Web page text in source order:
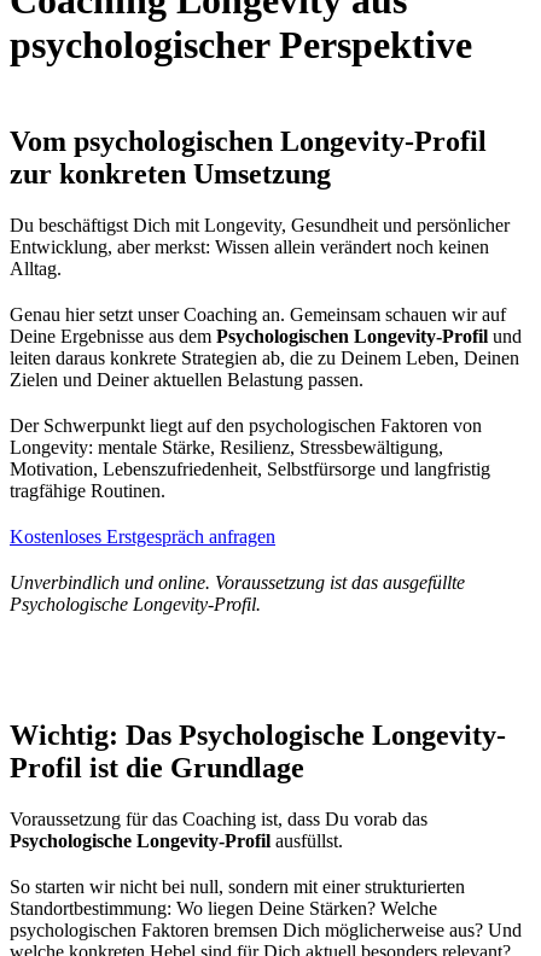
psychologischer Perspektive
Vom psychologischen Longevity-Profil
zur konkreten Umsetzung
Du beschäftigst Dich mit Longevity, Gesundheit und persönlicher
Entwicklung, aber merkst: Wissen allein verändert noch keinen
Alltag.
Genau hier setzt unser Coaching an. Gemeinsam schauen wir auf
Deine Ergebnisse aus dem Psychologischen Longevity-Profil und
leiten daraus konkrete Strategien ab, die zu Deinem Leben, Deinen
Zielen und Deiner aktuellen Belastung passen.
Der Schwerpunkt liegt auf den psychologischen Faktoren von
Longevity: mentale Stärke, Resilienz, Stressbewältigung,
Motivation, Lebenszufriedenheit, Selbstfürsorge und langfristig
tragfähige Routinen.
Kostenloses Erstgespräch anfragen
Unverbindlich und online. Voraussetzung ist das ausgefüllte
Psychologische Longevity-Profil.
Wichtig: Das Psychologische Longevity-
Profil ist die Grundlage
Voraussetzung für das Coaching ist, dass Du vorab das
Psychologische Longevity-Profil ausfüllst.
So starten wir nicht bei null, sondern mit einer strukturierten
Standortbestimmung: Wo liegen Deine Stärken? Welche
psychologischen Faktoren bremsen Dich möglicherweise aus? Und